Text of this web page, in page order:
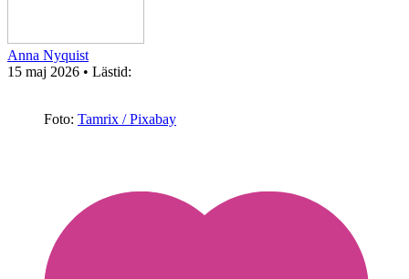
Anna Nyquist
15 maj 2026 • Lästid:
Foto: Tamrix / Pixabay